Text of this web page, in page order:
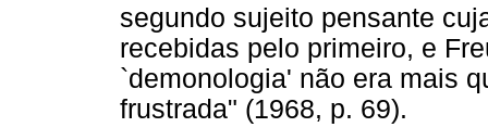
segundo sujeito pensante
recebidas pelo primeiro, e
`demonologia' não era mais
frustrada" (1968, p. 69).